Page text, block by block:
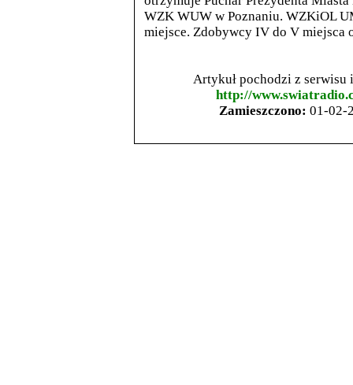
WZK WUW w Poznaniu. WZKiOL
miejsce. Zdobywcy IV do V miejsca
Artykuł pochodzi z
http://
Zamieszczono: 01-02-